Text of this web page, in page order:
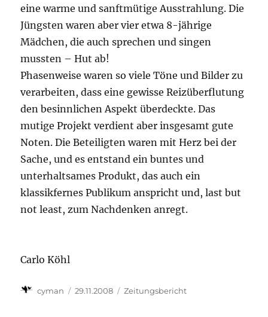
eine warme und sanftmütige Ausstrahlung. Die
Jüngsten waren aber vier etwa 8-jährige
Mädchen, die auch sprechen und singen
mussten – Hut ab!
Phasenweise waren so viele Töne und Bilder zu
verarbeiten, dass eine gewisse Reizüberflutung
den besinnlichen Aspekt überdeckte. Das
mutige Projekt verdient aber insgesamt gute
Noten. Die Beteiligten waren mit Herz bei der
Sache, und es entstand ein buntes und
unterhaltsames Produkt, das auch ein
klassikfernes Publikum anspricht und, last but
not least, zum Nachdenken anregt.
Carlo Köhl
Autor
cyman
Veröffentlicht
29.11.2008 Kategorien
Zeitungsbericht